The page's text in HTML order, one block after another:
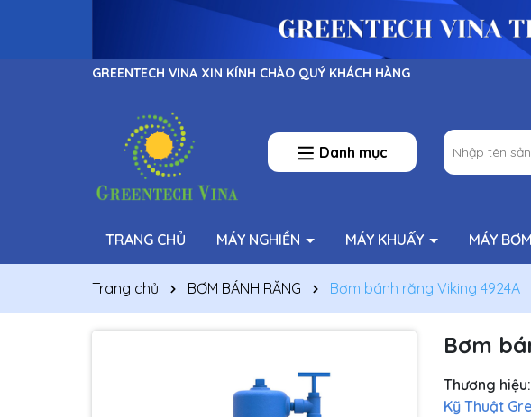
GREENTECH VINA XIN KÍNH CHÀO QUÝ KHÁCH HÀNG
Danh mục
TRANG CHỦ MÁY NGHIỀN MÁY KHUẤY MÁY
Trang chủ BƠM BÁNH RĂNG Bơm bánh răng Viking 4924A
Bơm
Thương hiệu:
Kỹ Thuật